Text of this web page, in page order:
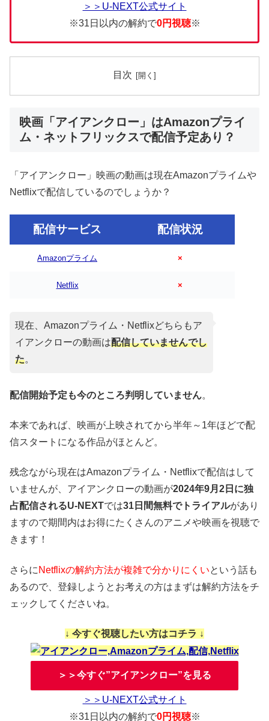
＞＞U-NEXT公式サイト
※31日以内の解約で0円視聴※
目次
映画「アイアンクロー」はAmazonプライ
ム・ネットフリックスで配信予定あり？
「アイアンクロー」映画の動画は現在Amazonプライムや
Netflixで配信しているのでしょうか？
配信サービス 配信状況
Amazonプライム ×
Netflix ×
現在、Amazonプライム・Netflixどちらもア
イアンクローの動画は配信していませんでし
た。
配信開始予定も今のところ判明していません。
本来であれば、映画が上映されてから半年～1年ほどで配
信スタートになる作品がほとんど。
残念ながら現在はAmazonプライム・Netflixで配信はして
いませんが、アイアンクローの動画が2024年9月2日に独
占配信されるU-NEXTでは31日間無料でトライアルがあり
ますので期間内はお得にたくさんのアニメや映画を視聴で
きます！
さらに Netflixの解約方法が複雑で分かりにくいという話も
あるので、登録しようとお考えの方はまずは解約方法をチ
ェックしてくださいね。
↓ 今すぐ視聴したい方はコチラ ↓
＞＞今すぐ”アイアンクロー”を見る
＞＞U-NEXT公式サイト
※31日以内の解約で0円視聴※